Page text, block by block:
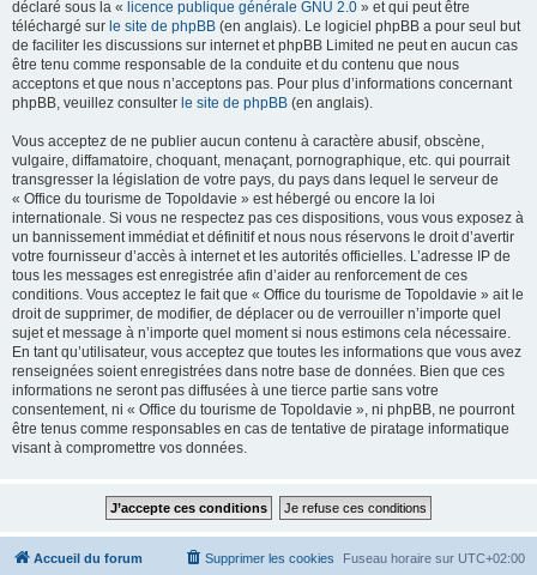
déclaré sous la « licence publique générale GNU 2.0 » et qui peut être
téléchargé sur le site de phpBB (en anglais). Le logiciel phpBB a pour seul but
de faciliter les discussions sur internet et phpBB Limited ne peut en aucun cas
être tenu comme responsable de la conduite et du contenu que nous
acceptons et que nous n’acceptons pas. Pour plus d’informations concernant
phpBB, veuillez consulter le site de phpBB (en anglais).
Vous acceptez de ne publier aucun contenu à caractère abusif, obscène,
vulgaire, diffamatoire, choquant, menaçant, pornographique, etc. qui pourrait
transgresser la législation de votre pays, du pays dans lequel le serveur de
« Office du tourisme de Topoldavie » est hébergé ou encore la loi
internationale. Si vous ne respectez pas ces dispositions, vous vous exposez à
un bannissement immédiat et définitif et nous nous réservons le droit d’avertir
votre fournisseur d’accès à internet et les autorités officielles. L’adresse IP de
tous les messages est enregistrée afin d’aider au renforcement de ces
conditions. Vous acceptez le fait que « Office du tourisme de Topoldavie » ait le
droit de supprimer, de modifier, de déplacer ou de verrouiller n’importe quel
sujet et message à n’importe quel moment si nous estimons cela nécessaire.
En tant qu’utilisateur, vous acceptez que toutes les informations que vous avez
renseignées soient enregistrées dans notre base de données. Bien que ces
informations ne seront pas diffusées à une tierce partie sans votre
consentement, ni « Office du tourisme de Topoldavie », ni phpBB, ne pourront
être tenus comme responsables en cas de tentative de piratage informatique
visant à compromettre vos données.
Accueil du forum Fuseau horaire sur UTC+02:00
Supprimer les cookies